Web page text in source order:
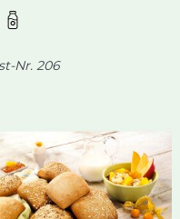
fruchtigem Gelee. 20
vorgeschnitten
Nr. 206